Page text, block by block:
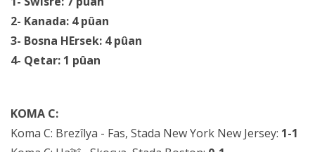
2- Kanada: 4 pûan
3- Bosna HErsek: 4 pûan
4- Qetar: 1 pûan
KOMA C:
Koma C: Brezîlya - Fas, Stada New York New Jersey: 1-1